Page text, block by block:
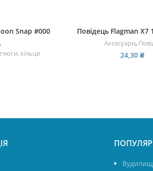
Snap #000
,
кільця
ДОДАТИ В
Повідець Flagman X7
Аксесуари,
24,30 ₴